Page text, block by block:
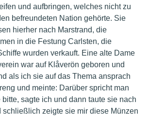
und aufbringen, welches nicht zu
befreundeten Nation gehörte. Sie
hierher nach Marstrand, die
in die Festung Carlsten, die
wurden verkauft. Eine alte Dame
war auf Klåverön geboren und
als ich sie auf das Thema ansprach
und meinte: Darüber spricht man
bitte, sagte ich und dann taute sie nach
schließlich zeigte sie mir diese Münzen